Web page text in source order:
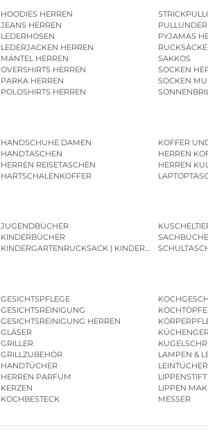
HOODIES HERREN
JEANS HERREN
LEDERHOSEN
LEDERJACKEN HERREN
MÄNTEL HERREN
OVERSHIRTS HERREN
PARKA HERREN
POLOSHIRTS HERREN
PYJAMAS
SAKKOS
SOCKEN
SOCKEN
HANDSCHUHE DAMEN
HANDTASCHEN
HERREN REISETASCHEN
HARTSCHALENKOFFER
KOFFER
HERREN
HERREN
JUGENDBÜCHER
KINDERBÜCHER
KINDERGARTENRUCKSACK | KINDERGARTENBEUTEL
GESICHTSPFLEGE
GESICHTSREINIGUNG
GESICHTSREINIGUNG HERREN
GLÄSER
GRILLER
GRILLZUBEHÖR
HANDTÜCHER
HERREN PARFUM
KERZEN
KOCHBESTECK
KOCHTÖPFE
LAMPEN &
LIPPENSTIFT
LIPPEN
MESSER